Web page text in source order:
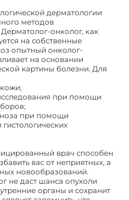
дерматологии
методов
онколог, как
на собственные
опытный онколог-
на основании
картины болезни. Для
при помощи
при помощи
врач способен
вас от неприятных, а
новообразований.
не даст шанса опухоли
органы и сохранит